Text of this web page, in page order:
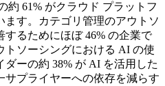
約 61% がクラウド プラットフ
ます。カテゴリ管理のアウトソ
るためにほぼ 46% の企業で
トソーシングにおける AI の使
ーの約 38% が AI を活用した
プライヤーへの依存を減らす